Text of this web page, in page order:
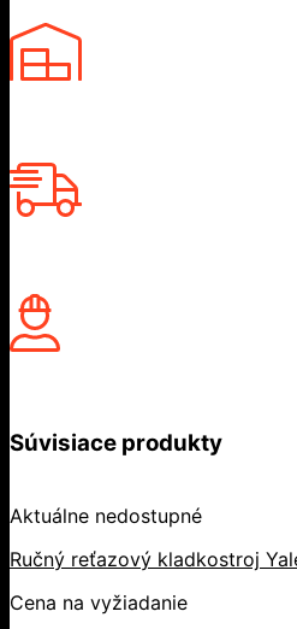
Súvisiace produkty
Aktuálne nedostupné
Ručný reťazový kladkostroj
Cena na vyžiadanie